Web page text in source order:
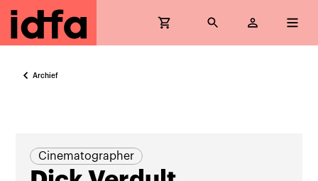
Archief
Cinematographer